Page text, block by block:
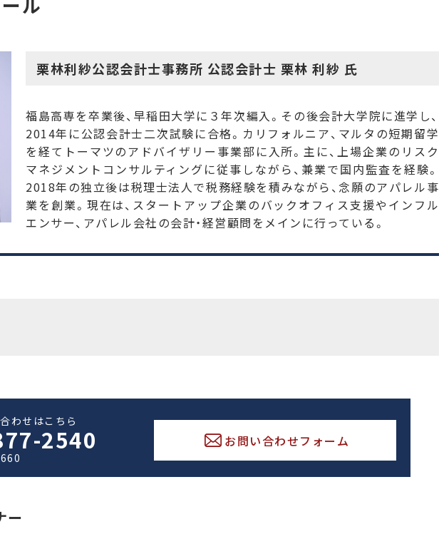
栗林利紗公認会計士事務所 公認会計士 栗林 利紗 氏
福島高専を卒業後、早稲田大学に３年次編入。その後会計大学院に進学し、
2014年に公認会計士二次試験に合格。カリフォルニア、マルタの短期留学
を経てトーマツのアドバイザリー事業部に入所。主に、上場企業のリスク
マネジメントコンサルティングに従事しながら、兼業で国内監査を経験。
2018年の独立後は税理士法人で税務経験を積みながら、念願のアパレル事
業を創業。現在は、スタートアップ企業のバックオフィス支援やインフル
エンサー、アパレル会社の会計・経営顧問をメインに行っている。
わせはこちら
2540 お問い合わせフォーム
ー